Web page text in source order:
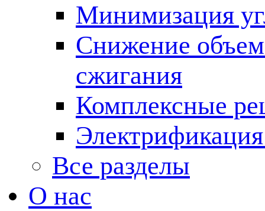
Минимизация
Снижение
сжигания
Комплексные
Все разделы
О нас